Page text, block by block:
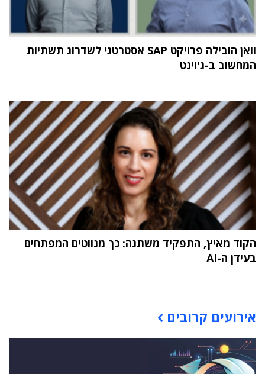
וואן הובילה פרויקט SAP אסטרטגי לשדרוג תשתיות
המחשוב ב-ג'וינט
הקוד מאיץ, התפקיד משתנה: כך מנווטים המפתחים
בעידן ה-AI
אירועים קרובים